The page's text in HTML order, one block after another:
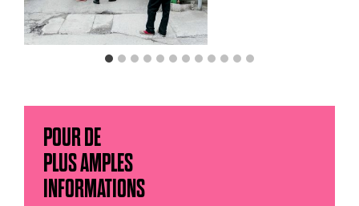
POUR DE
PLUS AMPLES
INFORMATIONS